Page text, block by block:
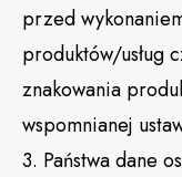
przed
produktów/usług
znakowania
wspomnianej
3. Państwa dane